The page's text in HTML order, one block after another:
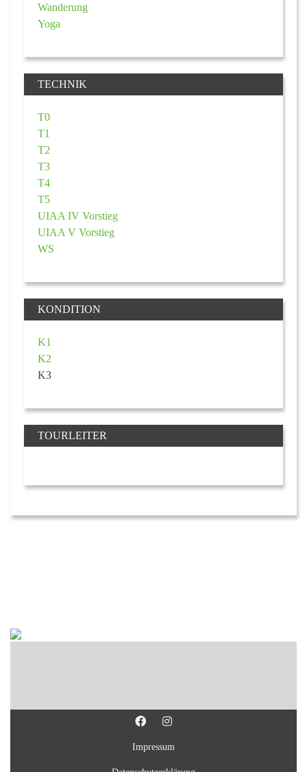
Wanderung
Yoga
TECHNIK
T0
T1
T2
T3
T4
T5
UIAA IV Vorstieg
UIAA V Vorstieg
WS
KONDITION
K1
K2
K3
TOURLEITER
Impressum